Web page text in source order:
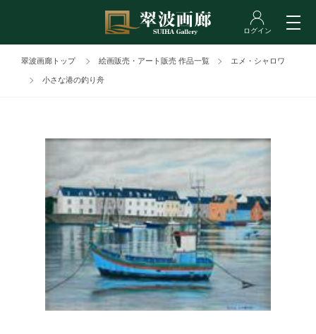
翠波画廊トップ 絵画販売・アート販売 作品一覧 エメ・シャロワ
小さな港の釣り舟